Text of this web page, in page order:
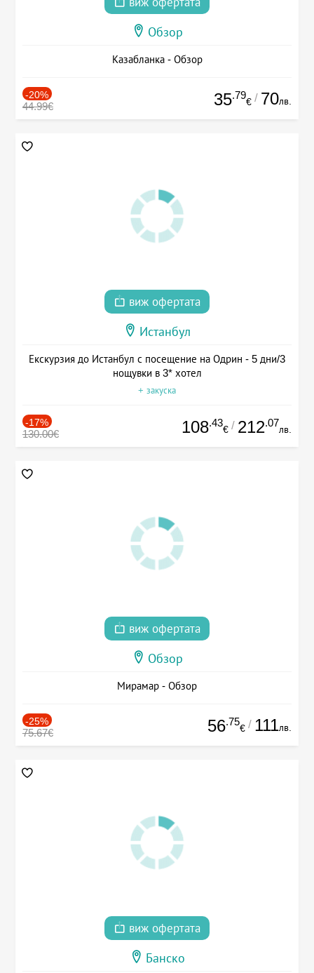
Обзор
Казабланка - Обзор
-20%
44.99€ 35.79
€ / 70лв.
виж офертата
Истанбул
Екскурзия до Истанбул с посещение на Одрин - 5 дни/3
нощувки в 3* хотел
+ закуска
-17%
130.00€ 108.43
€ / 212.07
лв.
виж офертата
Обзор
Мирамар - Обзор
-25%
75.67€ 56.75
€ / 111лв.
виж офертата
Банско